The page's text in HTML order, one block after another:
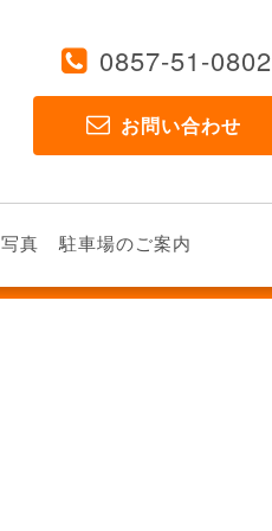
0857-51-0802
お問い合わせ
写真 駐車場のご案内